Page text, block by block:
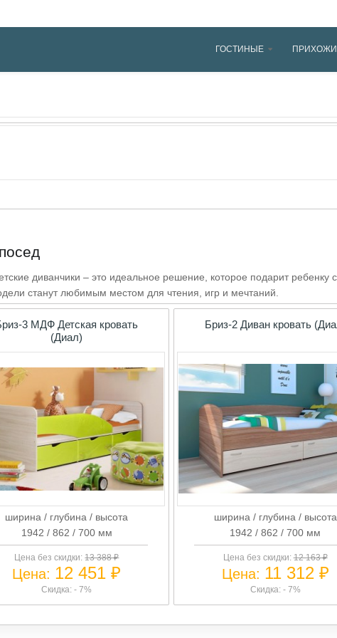
ГОСТИНЫЕ
диванчики – это идеальное решение, которое подарит ребенку
станут любимым местом для чтения, игр и мечтаний.
3 МДФ Детская кровать
(Диал)
ширина / глубина / высота
1942 / 862 / 700 мм
Цена без скидки:13 388 ₽
Цена: 12 451 ₽
Скидка: - 7%
Бриз-2 Диван кровать
ширина / глубина / высота
1942 / 862 / 700 мм
Цена без скидки:12 163 ₽
Цена: 11 312 ₽
Скидка: - 7%